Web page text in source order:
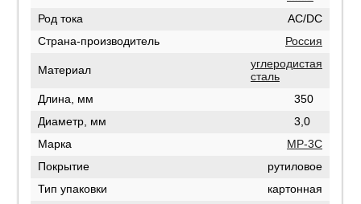
Род тока
AC/DC
Страна-производитель
Россия
Материал
углеродистая
сталь
Длина, мм
350
Диаметр, мм
3,0
Марка
МР-3С
Покрытие
рутиловое
Тип упаковки
картонная